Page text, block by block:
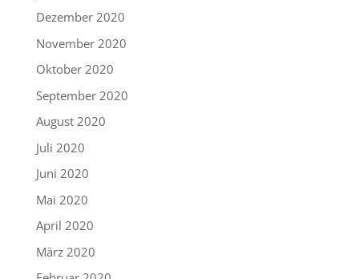
Dezember 2020
November 2020
Oktober 2020
September 2020
August 2020
Juli 2020
Juni 2020
Mai 2020
April 2020
März 2020